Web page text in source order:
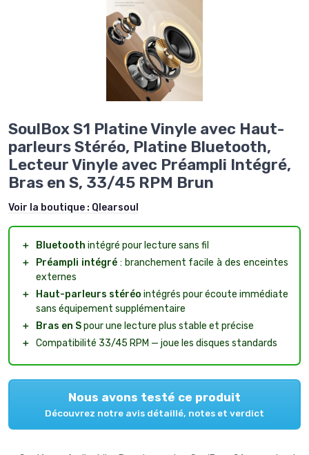
SoulBox S1 Platine Vinyle avec Haut-
parleurs Stéréo, Platine Bluetooth,
Lecteur Vinyle avec Préampli Intégré,
Bras en S, 33/45 RPM Brun
Voir la boutique : Qlearsoul
＋ Bluetooth intégré pour lecture sans fil
＋
Préampli intégré: branchement facile à des enceintes
externes
＋
Haut-parleurs stéréo intégrés pour écoute immédiate
sans équipement supplémentaire
＋
Bras en Spour une lecture plus stable et précise
＋ Compatibilité 33/45 RPM — joue les disques standards
Nous avons testé ce produit
Découvrez notre avis détaillé, notes et verdict